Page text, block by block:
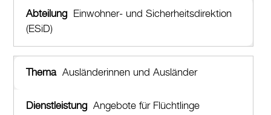
Einwohner- und Sicherheitsdirektion
(ESiD)
Ausländerinnen und Ausländer
Angebote für Flüchtlinge